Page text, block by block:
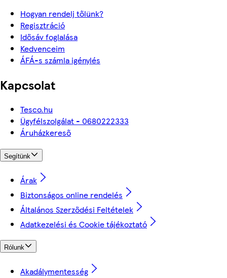
Hogyan rendelj tőlünk?
Regisztráció
Idősáv foglalása
Kedvenceim
ÁFÁ-s számla igénylés
Kapcsolat
Tesco.hu
Ügyfélszolgálat - 0680222333
Áruházkereső
Segítünk
Árak
Biztonságos online rendelés
Általános Szerződési Feltételek
Adatkezelési és Cookie tájékoztató
Rólunk
Akadálymentesség